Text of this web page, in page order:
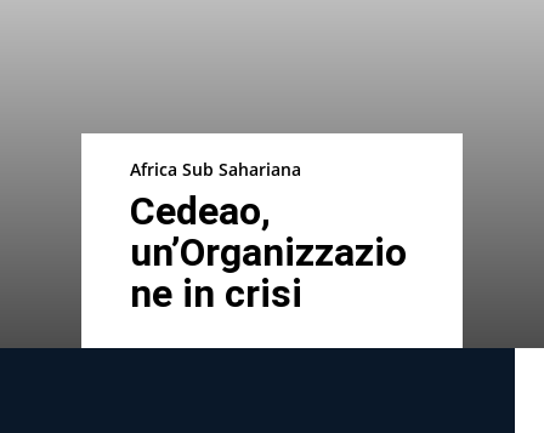
Africa Sub Sahariana
Cedeao,
un’Organizzazio
ne in crisi